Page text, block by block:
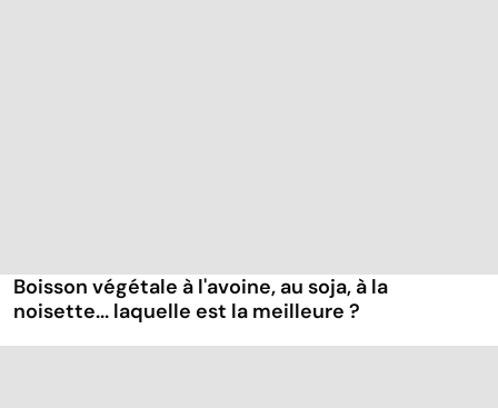
Boisson végétale à l'avoine, au soja, à la
noisette... laquelle est la meilleure ?